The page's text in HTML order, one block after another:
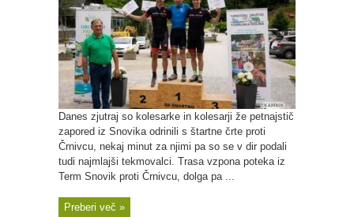
Danes zjutraj so kolesarke in kolesarji že petnajstič
zapored iz Snovika odrinili s štartne črte proti
Črnivcu, nekaj minut za njimi pa so se v dir podali
tudi najmlajši tekmovalci. Trasa vzpona poteka iz
Term Snovik proti Črnivcu, dolga pa ...
Preberi več »